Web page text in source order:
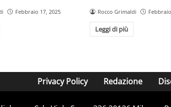
Febbraio 17, 2025 Rocco Grimaldi
Leggi di più
Privacy Policy Redazione